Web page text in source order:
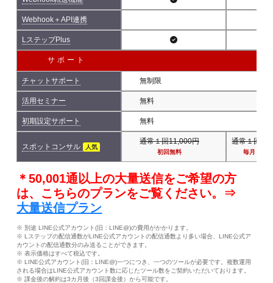
Webhook＋API連携
LステップPlus
サポート
チャットサポート 無制限
活用セミナー 無料
初期設定サポート 無料
スポットコンサル 人気
通常１回11,000円
初回無料
通常１回
毎月１回
＊50,001通以上の大量送信をご希望の方
は、こちらのプランをご覧ください。⇒
大量送信プラン
※ 別途 LINE公式アカウント(旧：LINE@)の費用がかかります。
※ Lステップの配信通数がLINE公式アカウントの配信通数より多い場合、LINE公式ア
カウントの配信通数分のみ送ることができます。
※ 表示価格はすべて税込です。
※ LINE公式アカウント(旧：LINE@)一つにつき、一つのツールが必要です。複数運用
される場合はLINE公式アカウント数に応じたツール数をご契約いただいております。
※ 課金後の解約は3カ月後（3回課金後）から可能です。